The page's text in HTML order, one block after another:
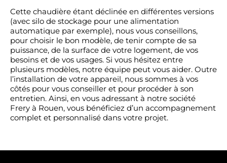
Cette chaudière étant déclinée en différentes versions
(avec silo de stockage pour une alimentation
automatique par exemple), nous vous conseillons,
pour choisir le bon modèle, de tenir compte de sa
puissance, de la surface de votre logement, de vos
besoins et de vos usages. Si vous hésitez entre
plusieurs modèles, notre équipe peut vous aider. Outre
l’installation de votre appareil, nous sommes à vos
côtés pour vous conseiller et pour procéder à son
entretien. Ainsi, en vous adressant à notre société
Frery à Rouen, vous bénéficiez d’un accompagnement
complet et personnalisé dans votre projet.